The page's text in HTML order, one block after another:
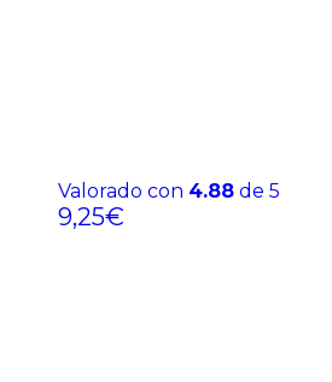
Valorado con 4.88 de 5
9,25€